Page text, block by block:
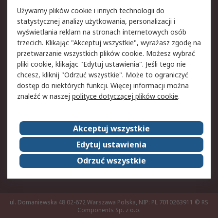
Aspekty prawne
Bezpieczeństwo e-
maila
Polityka dotycząca
plików cookie
Polityka prywatności
Użytkowanie witryny
Zastrzeżenia prawne
Warunki Sprzedaży
Kontakt
O firmie RS
RS na świecie
Kariera
Nagrody dla RS
ESG
ul. Domaniewska 48 02-672 Warszawa Polska, NIP: PL 7010263911 © RS
Components Sp. z o.o.
Używamy plików cookie i innych technologii do
statystycznej analizy użytkowania, personalizacji i
wyświetlania reklam na stronach internetowych osób
trzecich. Klikając "Akceptuj wszystkie", wyrażasz zgodę na
przetwarzanie wszystkich plików cookie. Możesz wybrać
pliki cookie, klikając "Edytuj ustawienia". Jeśli tego nie
chcesz, kliknij "Odrzuć wszystkie". Może to ograniczyć
dostęp do niektórych funkcji. Więcej informacji można
znaleźć w naszej polityce dotyczącej plików cookie.
Akceptuj wszystkie
Edytuj ustawienia
Odrzuć wszystkie